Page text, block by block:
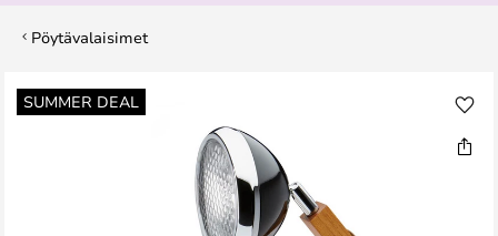
Pöytävalaisimet
SUMMER DEAL
Skip
to